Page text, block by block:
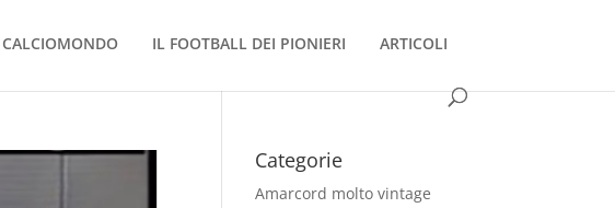
CALCIOMONDO IL FOOTBALL DEI PIONIERI ARTICOLI
Categorie
Amarcord molto vintage